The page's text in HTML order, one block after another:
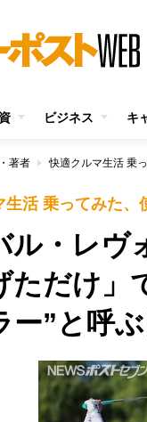
ビジネス キ
著者 快適クルマ生活 乗
生活 乗ってみた、
ル・レ
ただけ」
ー”と呼